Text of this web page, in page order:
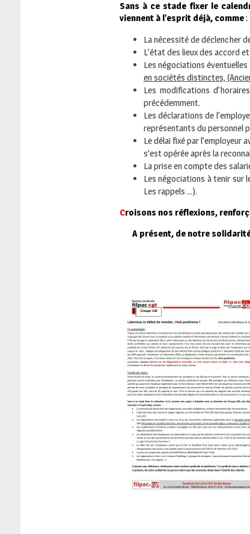
Sans à ce stade fixer le
viennent à l’esprit déjà, comme:
La nécessité de déclencher
L’état des lieux des accord
Les négociations
en sociétés distinctes,
Les modifications
précédemment.
Les déclarations de
représentants du personnel
Le délai fixé par l’employeur
s’est opérée après la
La prise en compte des
Les négociations à tenir sur
Les rappels …).
Croisons nos réflexions,
A présent, de notre solidarité